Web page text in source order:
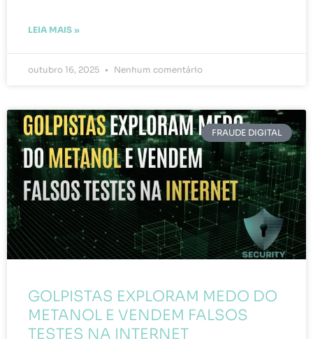
LEIA MAIS »
outubro 16, 2025 Nenhum comentário
FRAUDE DIGITAL
GOLPISTAS EXPLORAM MEDO DO
METANOL E VENDEM FALSOS
TESTES NA INTERNET